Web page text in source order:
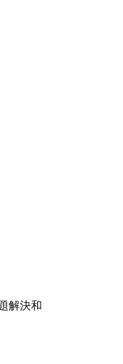
解決和